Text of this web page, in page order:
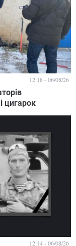
цигарок
12:18 - 06/08/26
12:14 - 06/08/26